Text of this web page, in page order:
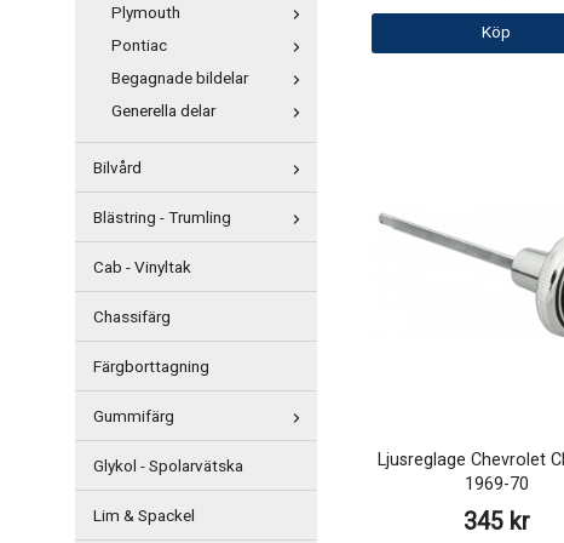
Plymouth
Pontiac
Begagnade bildelar
Generella delar
Bilvård
Blästring - Trumling
Cab - Vinyltak
Chassifärg
Färgborttagning
Gummifärg
Glykol - Spolarvätska
Lim & Spackel
Köp
Ljusreglage Chevrolet
1969-70
345 kr